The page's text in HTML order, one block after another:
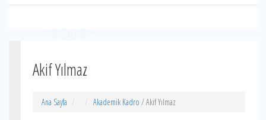
Akif Yılmaz
Ana Sayfa Akademik Kadro / Akif Yılmaz